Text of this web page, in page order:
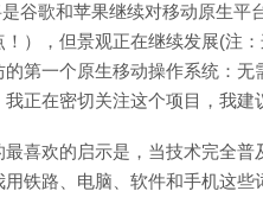
谷歌和苹果继续对移动原生
），但景观正在继续发展(注
第一个原生移动操作系统：
正在密切关注这个项目，我建
喜欢的启示是，当技术完全
铁路、电脑、软件和手机这